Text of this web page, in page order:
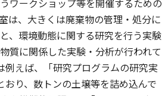
ワークショップ等を開催するための
は、大きくは廃棄物の管理・処分に
、環境動態に関する研究を行う実験
質に関係した実験・分析が行われて
例えば、「研究プログラムの研究実
り、数トンの土壌等を詰め込んで